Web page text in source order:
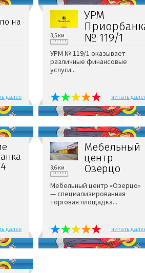
на
далее
УРМ
№ 119/1
3,5 км
УРМ № 119/1 оказывает
различные финансовые
услуги...
читать
далее
Мебельный
центр
Озерцо
3,6 км
Мебельный центр «Озерцо»
— специализированная
торговая площадка...
читать